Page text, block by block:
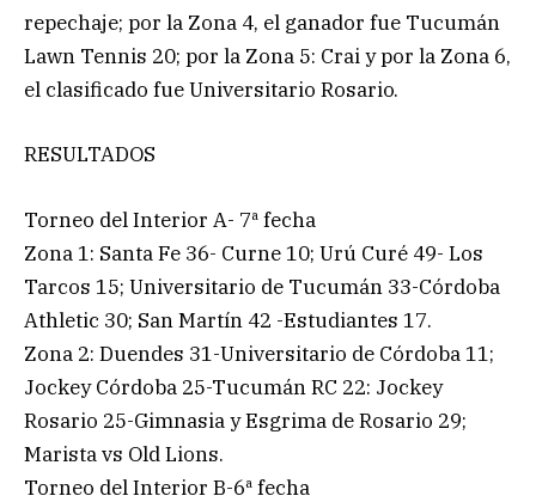
repechaje; por la Zona 4, el ganador fue Tucumán
Lawn Tennis 20; por la Zona 5: Crai y por la Zona 6,
el clasificado fue Universitario Rosario.
RESULTADOS
Torneo del Interior A- 7ª fecha
Zona 1: Santa Fe 36- Curne 10; Urú Curé 49- Los
Tarcos 15; Universitario de Tucumán 33-Córdoba
Athletic 30; San Martín 42 -Estudiantes 17.
Zona 2: Duendes 31-Universitario de Córdoba 11;
Jockey Córdoba 25-Tucumán RC 22: Jockey
Rosario 25-Gimnasia y Esgrima de Rosario 29;
Marista vs Old Lions.
Torneo del Interior B-6ª fecha